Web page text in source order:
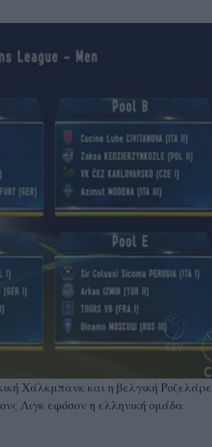
Χάλκμπανκ και η βελγική Ροζελάρε
Λιγκ εφόσον η ελληνική ομάδα